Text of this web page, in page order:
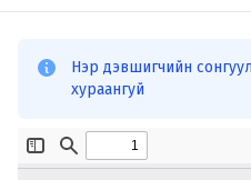
Нэр дэвшигчийн
хураангуй